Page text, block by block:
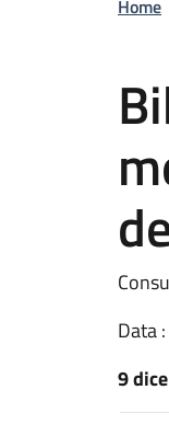
Home
Data :
9